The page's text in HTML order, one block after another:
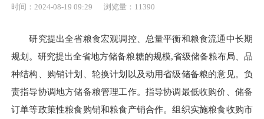
时间：2024-08-19 09:29
浏览量：11390
研究提出全省粮食宏观调控、总量平衡和粮食流通中长期
规划。研究提出全省地方储备粮糖的规模,省级储备粮布局、品
种结构、购销计划、轮换计划以及动用省级储备粮的意见。负
责指导协调地方储备粮管理工作。指导协调最低收购价、储备
订单等政策性粮食购销和粮食产销合作。组织实施粮食收购市